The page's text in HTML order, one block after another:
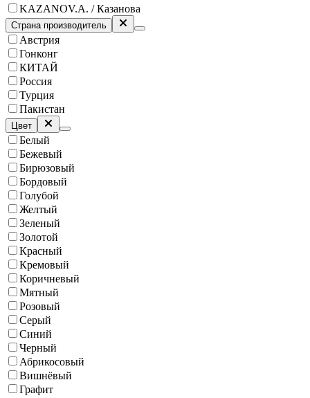
KAZANOV.A. / Казанова
Страна производитель
Австрия
Гонконг
КИТАЙ
Россия
Турция
Пакистан
Цвет
Белый
Бежевый
Бирюзовый
Бордовый
Голубой
Желтый
Зеленый
Золотой
Красный
Кремовый
Коричневый
Мятный
Розовый
Серый
Синий
Черный
Абрикосовый
Вишнёвый
Графит